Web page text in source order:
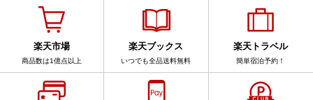
楽天市場
商品数は1億点以上
楽天ブックス
いつでも全品送料無料
楽天トラベル
簡単宿泊予約！